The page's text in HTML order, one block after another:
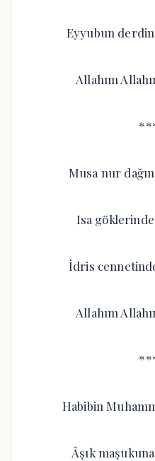
Eyyubun
Allahım
Musa nur
Isa
İdris
Allahım
Habibin
Âşık